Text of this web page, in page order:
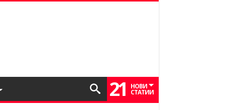
21 НОВИ
СТАТИИ